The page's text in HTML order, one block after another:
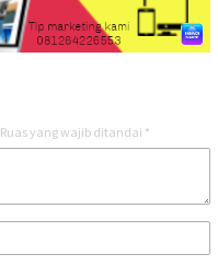
Ruas yang wajib ditandai *